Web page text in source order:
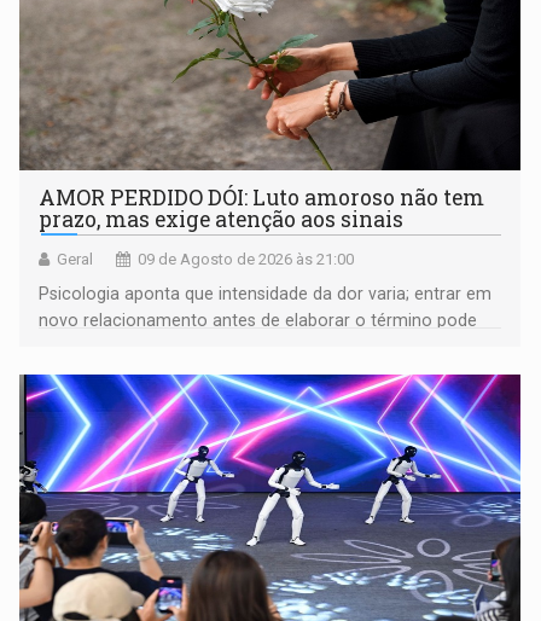
AMOR PERDIDO DÓI: Luto amoroso não tem
prazo, mas exige atenção aos sinais
Geral 09 de Agosto de 2026 às 21:00
Psicologia aponta que intensidade da dor varia; entrar em
novo relacionamento antes de elaborar o término pode